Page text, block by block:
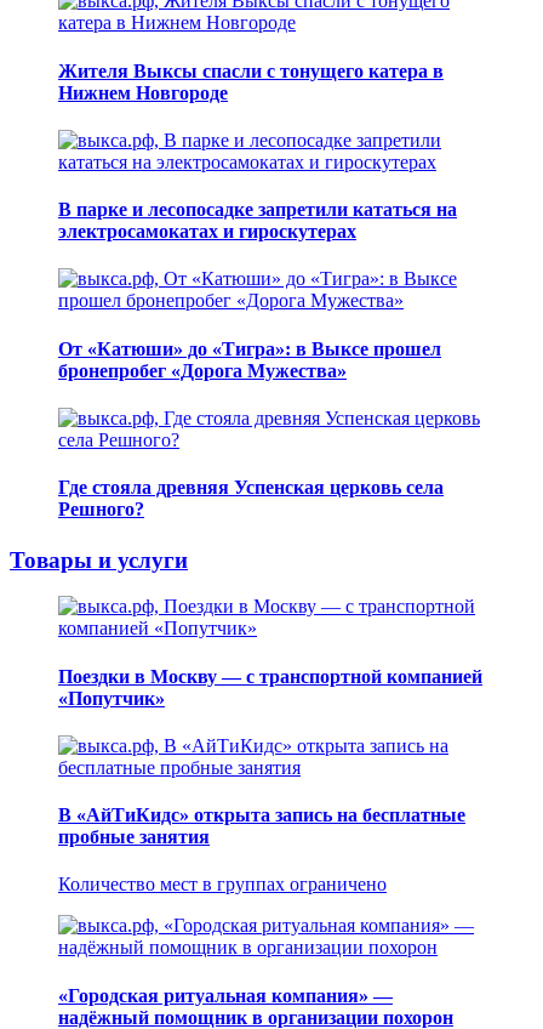
Жителя Выксы спасли с тонущего катера в
Нижнем Новгороде
В парке и лесопосадке запретили кататься на
электросамокатах и гироскутерах
От «Катюши» до «Тигра»: в Выксе прошел
бронепробег «Дорога Мужества»
Где стояла древняя Успенская церковь села
Решного?
Товары и услуги
Поездки в Москву — с транспортной компанией
«Попутчик»
В «АйТиКидс» открыта запись на бесплатные
пробные занятия
Количество мест в группах ограничено
«Городская ритуальная компания» —
надёжный помощник в организации похорон